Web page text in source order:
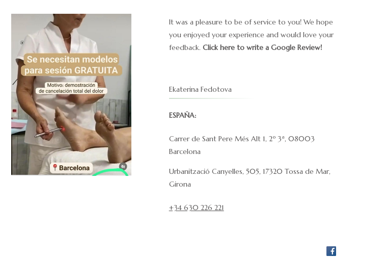
It was a pleasure to be of service to you! We hope
you enjoyed your experience and would love your
feedback. Click here to write a Google Review!
Ekaterina Fedotova
ESPAÑA:
Carrer de Sant Pere Més Alt 1, 2º 3ª, 08003
Barcelona
Urbanització Canyelles, 505, 17320 Tossa de Mar,
Girona
+34 630 226 221